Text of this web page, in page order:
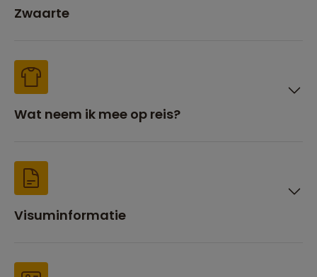
Zwaarte
Wat neem ik mee op reis?
Visuminformatie